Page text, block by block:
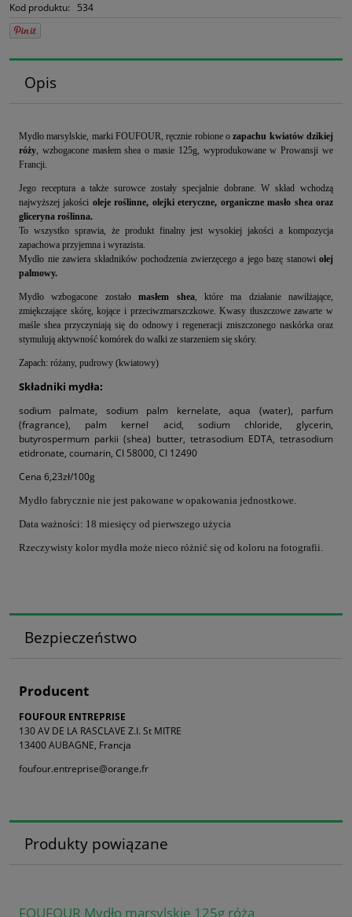
Kod produktu: 534
Opis
Mydło marsylskie, marki FOUFOUR, ręcznie robione ozapachu kwiatów dzikiej
róży, wzbogacone masłem shea o masie 125g, wyprodukowane w Prowansji we
Francji.
Jego receptura a także surowce zostały specjalnie dobrane. W skład wchodzą
najwyższej jakości oleje roślinne, olejki eteryczne, organiczne masło shea oraz
gliceryna roślinna.
To wszystko sprawia, że produkt finalny jest wysokiej jakości a kompozycja
zapachowa przyjemna i wyrazista.
Mydło nie zawiera składników pochodzenia zwierzęcego a jego bazę stanowi olej
palmowy.
Mydło wzbogacone zostałomasłem shea, które ma działanie nawilżające,
zmiękczające skórę, kojące i przeciwzmarszczkowe. Kwasy tłuszczowe zawarte w
maśle shea przyczyniają się do odnowy i regeneracji zniszczonego naskórka oraz
stymulują aktywność komórek do walki ze starzeniem się skóry.
Zapach: różany, pudrowy (kwiatowy)
Składniki mydła:
sodium palmate, sodium palm kernelate, aqua (water), parfum
(fragrance), palm kernel acid, sodium chloride, glycerin,
butyrospermum parkii (shea) butter, tetrasodium EDTA, tetrasodium
etidronate, coumarin, CI 58000, CI 12490
Cena 6,23zł/100g
Mydło fabrycznie nie jest pakowane w opakowania jednostkowe.
Data ważności: 18 miesięcy od pierwszego użycia
Rzeczywisty kolor mydła może nieco różnić się od koloru na fotografii.
Bezpieczeństwo
Producent
FOUFOUR ENTREPRISE
130 AV DE LA RASCLAVE Z.I. St MITRE
13400 AUBAGNE, Francja
foufour.entreprise@orange.fr
Produkty powiązane
FOUFOUR Mydło marsylskie 125g róża